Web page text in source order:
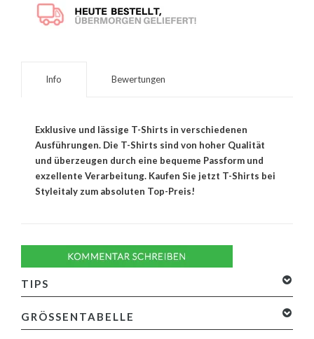
Info Bewertungen
Exklusive und lässige T-Shirts in verschiedenen
Ausführungen. Die T-Shirts sind von hoher Qualität
und überzeugen durch eine bequeme Passform und
exzellente Verarbeitung. Kaufen Sie jetzt T-Shirts bei
Styleitaly zum absoluten Top-Preis!
TIPS
GRÖSSENTABELLE